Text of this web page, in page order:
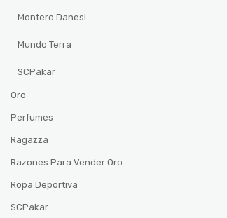
Montero Danesi
Mundo Terra
SCPakar
Oro
Perfumes
Ragazza
Razones Para Vender Oro
Ropa Deportiva
SCPakar